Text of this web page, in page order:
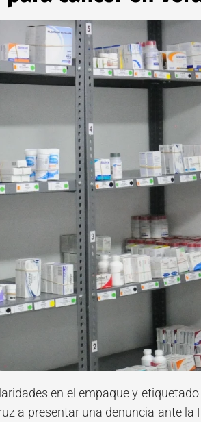
en el empaque y
a presentar una denuncia ante la